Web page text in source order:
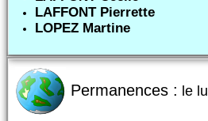
LAFFONT Pierrette
LOPEZ Martine
Permanences : le